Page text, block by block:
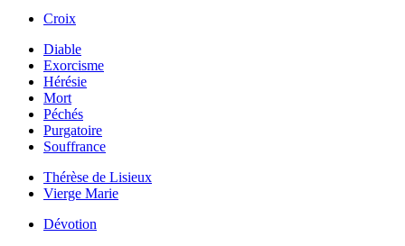
Croix
Diable
Exorcisme
Hérésie
Mort
Péchés
Purgatoire
Souffrance
Thérèse de Lisieux
Vierge Marie
Dévotion